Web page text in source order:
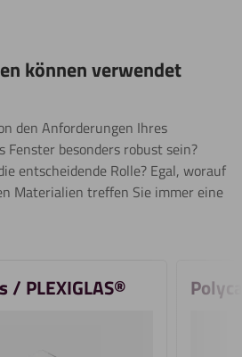
können verwendet
den Anforderungen Ihres
Fenster besonders robust sein?
entscheidende Rolle? Egal, worauf
Materialien treffen Sie immer eine
/ PLEXIGLAS®